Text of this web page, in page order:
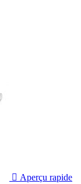
 Aperçu rapide